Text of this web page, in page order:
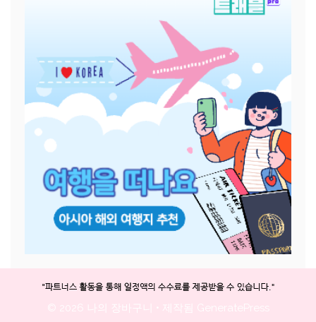
© 2026 나의 장바구니 • 제작됨 GeneratePress